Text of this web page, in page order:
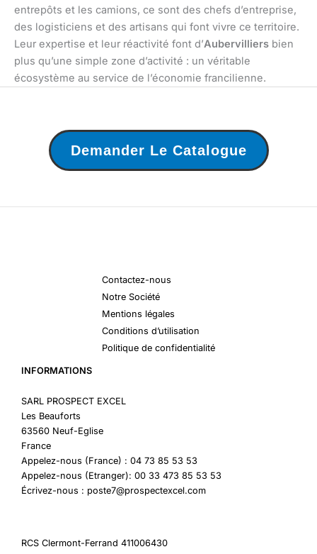
entrepôts et les camions, ce sont des chefs d’entreprise,
des logisticiens et des artisans qui font vivre ce territoire.
Leur expertise et leur réactivité font d’Aubervilliers bien
plus qu’une simple zone d’activité : un véritable
écosystème au service de l’économie francilienne.
Demander Le Catalogue
Contactez-nous
Notre Société
Mentions légales
Conditions d’utilisation
Politique de confidentialité
INFORMATIONS
SARL PROSPECT EXCEL
Les Beauforts
63560 Neuf-Eglise
France
Appelez-nous (France) : 04 73 85 53 53
Appelez-nous (Etranger): 00 33 473 85 53 53
Écrivez-nous : poste7@prospectexcel.com
RCS Clermont-Ferrand 411006430